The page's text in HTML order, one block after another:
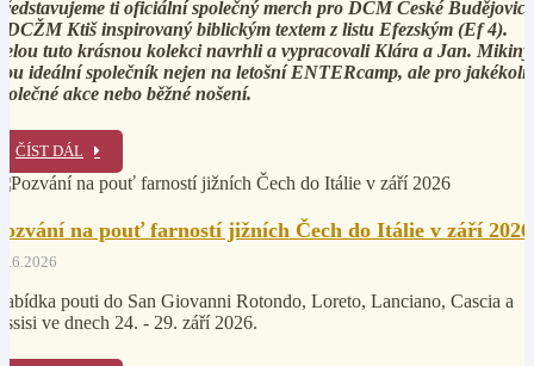
ti oficiální společný merch pro DCM České Budějovice
DCŽM Ktiš inspirovaný biblickým textem z listu Efezským (Ef 4).
tuto krásnou kolekci navrhli a vypracovali Klára a Jan. Mikiny
ideální společník nejen na letošní ENTERcamp, ale pro jakékoliv
akce nebo běžné nošení.
ČÍST DÁL
na pouť farností jižních Čech do Itálie v září 2026
5.6.2026
pouti do San Giovanni Rotondo, Loreto, Lanciano, Cascia a
ve dnech 24. - 29. září 2026.